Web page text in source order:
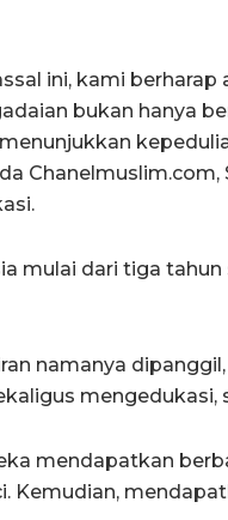
ini, kami
bukan hanya
mulai dari tiga
namanya
mengedukasi,
mendapatkan
Kemudian,